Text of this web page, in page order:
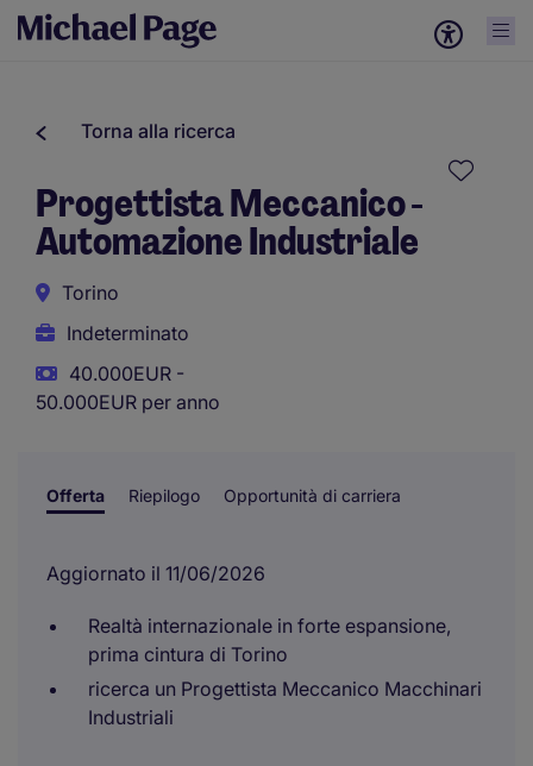
Torna alla ricerca
Progettista Meccanico -
Automazione Industriale
Torino
Indeterminato
40.000EUR -
50.000EUR per anno
Offerta Riepilogo Opportunità di carriera
Aggiornato il 11/06/2026
Realtà internazionale in forte espansione,
prima cintura di Torino
ricerca un Progettista Meccanico Macchinari
Industriali